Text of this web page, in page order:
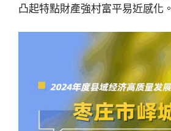
凸起特點財產強村富平易近感化。